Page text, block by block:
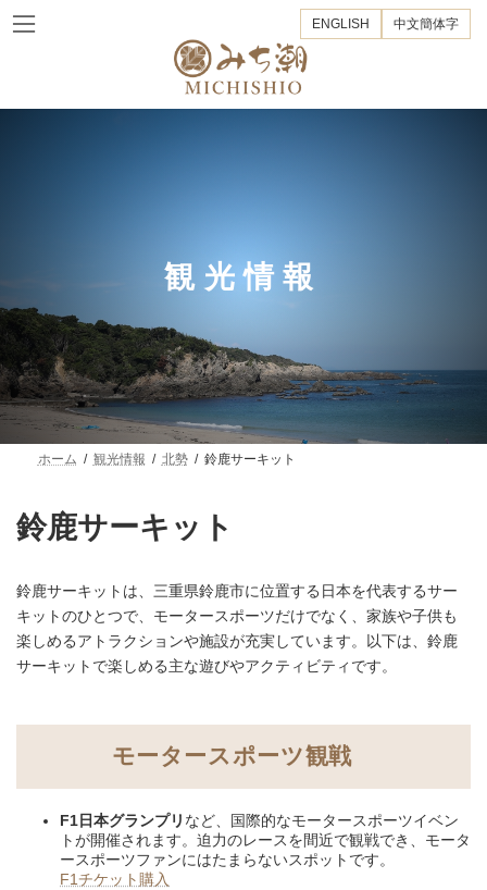
ン
へ
ビ
ョ
ENGLISH 中文簡体字
観光情報
ホーム 観光情報 北勢 鈴鹿サーキット
鈴鹿サーキット
鈴鹿サーキットは、三重県鈴鹿市に位置する日本を代表するサー
キットのひとつで、モータースポーツだけでなく、家族や子供も
楽しめるアトラクションや施設が充実しています。以下は、鈴鹿
サーキットで楽しめる主な遊びやアクティビティです。
モータースポーツ観戦
F1日本グランプリ など、国際的なモータースポーツイベン
トが開催されます。迫力のレースを間近で観戦でき、モータ
ースポーツファンにはたまらないスポットです。
F1チケット購入